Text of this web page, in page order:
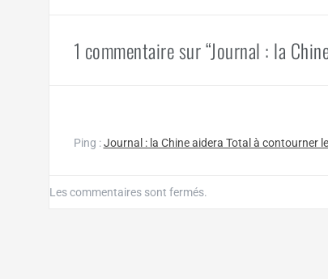
1 commentaire sur “Journal : la
Ping :Journal : la Chine aidera Total à contourner
Les commentaires sont fermés.